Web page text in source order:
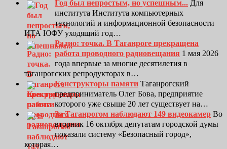
Год был непростым, но успешным... Для
института Института компьютерных
технологий и информационной безопасности
ИТА ЮФУ уходящий год…
Радио: точка. В Таганроге прекращена
работа проводного радиовещания 1 мая 2026
года впервые за многие десятилетия в
таганрогских репродукторах в…
Конструкторы памяти Таганрогский
предприниматель Олег Бова, предприятие
которого уже свыше 20 лет существует на…
За Таганрогом наблюдают 149 видеокамер Во
вторник 16 октября депутатам городской думы
показали систему «Безопасный город»,
которая…